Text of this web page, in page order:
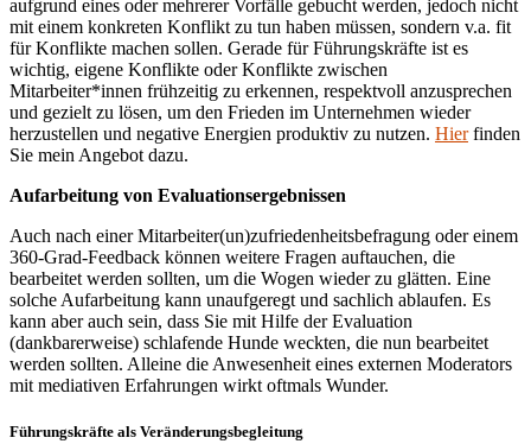
aufgrund eines oder mehrerer Vorfälle gebucht werden, jedoch nicht
mit einem konkreten Konflikt zu tun haben müssen, sondern v.a. fit
für Konflikte machen sollen. Gerade für Führungskräfte ist es
wichtig, eigene Konflikte oder Konflikte zwischen
Mitarbeiter*innen frühzeitig zu erkennen, respektvoll anzusprechen
und gezielt zu lösen, um den Frieden im Unternehmen wieder
herzustellen und negative Energien produktiv zu nutzen. Hierfinden
Sie mein Angebot dazu.
Aufarbeitung von Evaluationsergebnissen
Auch nach einer Mitarbeiter(un)zufriedenheitsbefragung oder einem
360-Grad-Feedback können weitere Fragen auftauchen, die
bearbeitet werden sollten, um die Wogen wieder zu glätten. Eine
solche Aufarbeitung kann unaufgeregt und sachlich ablaufen. Es
kann aber auch sein, dass Sie mit Hilfe der Evaluation
(dankbarerweise) schlafende Hunde weckten, die nun bearbeitet
werden sollten. Alleine die Anwesenheit eines externen Moderators
mit mediativen Erfahrungen wirkt oftmals Wunder.
Führungskräfte als Veränderungsbegleitung